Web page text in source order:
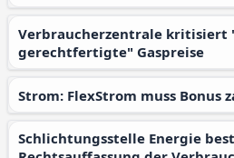
Verbraucherzentrale kritisiert "nicht
gerechtfertigte" Gaspreise
Strom: FlexStrom muss Bonus
Schlichtungsstelle Energie bestätigt